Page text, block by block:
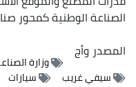
الصناعة الوطنية كمحور
المصدروأج
وزارة الصناعة
سيفي غريب
سيارات